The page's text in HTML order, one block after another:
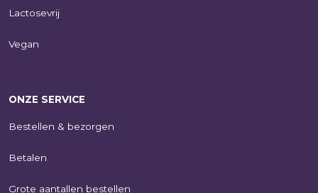
Lactosevrij
Vegan
ONZE SERVICE
Bestellen & bezorgen
Betalen
Grote aantallen bestellen